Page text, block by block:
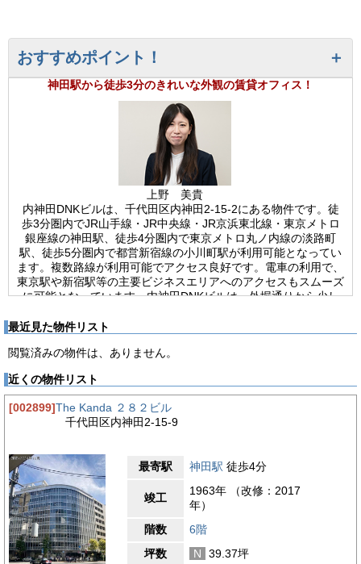
おすすめポイント！
神田駅から徒歩3分のきれいな外観の賃貸オフィス！
上野 美貴
内神田DNKビルは、千代田区内神田2-15-2にある物件です。徒
歩3分圏内でJR山手線・JR中央線・JR京浜東北線・東京メトロ
銀座線の神田駅、徒歩4分圏内で東京メトロ丸ノ内線の淡路町
駅、徒歩5分圏内で都営新宿線の小川町駅が利用可能となってい
ます。複数路線が利用可能でアクセス良好です。電車の利用で、
東京駅や新宿駅等の主要ビジネスエリアへのアクセスもスムーズ
に可能となっています。内神田DNKビルは、外堀通りから少し
となっています。グレーを基調にした外観は、清潔感のある印象
物件です。構造は、鉄骨鉄筋コンクリート造・地上8階建て(地下
は、平日8:00～20:00の間、開放されています。ビル内には、エ
レベーターが2基設置されています。機械警備、光ファイバーが
完備されています。24時間使用可能で、使用時間の制限はあり
ません。貸室内は、ワンフロア・ワンテナントで使い勝手良好で
【周辺ガイド】
内神田DNKビルは、東京都千代田区内神田2-15-2にあるオフィ
スビルです。外堀通りから少し入った場所に位置します。最寄り
駅は神田駅で徒歩3分圏内でアクセス可能です。また、淡路町
駅・小川町駅も徒歩圏内で利用可能です。複数路線が利用できる
利便性の高い立地です。地方への出張などにも便利な環境です。
ビル周辺はオフィスビルが多くあります。駅周辺には飲食店が豊
最近見た物件リスト
閲覧済みの物件は、ありません。
近くの物件リスト
[002899]The Kanda ２８２ビル
千代田区内神田2-15-9
最寄駅 神田駅 徒歩4分
竣工
1963年 （改修：2017
年）
階数
6階
坪数
N 39.37坪